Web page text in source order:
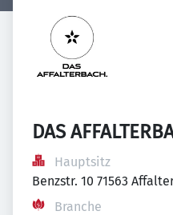
DAS
Hauptsitz
Benzstr. 10 71563
Branche